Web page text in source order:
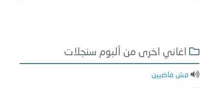
اغاني اخرى من ألبوم سنجلات
مش فاضيين